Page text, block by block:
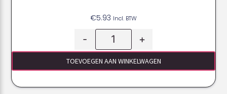
€5.93 Incl. BTW
- +
TOEVOEGEN AAN WINKELWAGEN